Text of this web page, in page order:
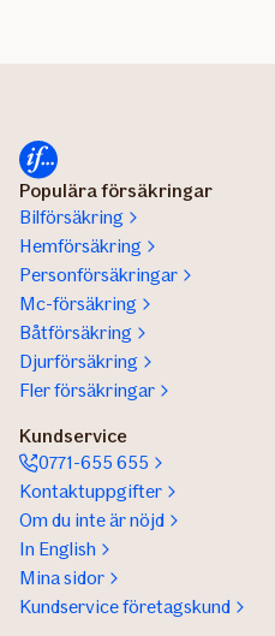
Populära försäkringar
Bilförsäkring
Hemförsäkring
Personförsäkringar
Mc-försäkring
Båtförsäkring
Djurförsäkring
Fler försäkringar
Kundservice
0771-655 655
Kontaktuppgifter
Om du inte är nöjd
In English
Mina sidor
Kundservice företagskund